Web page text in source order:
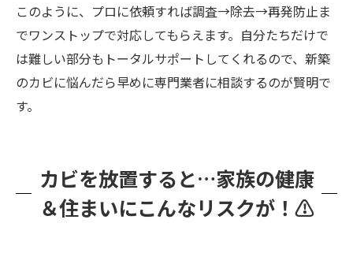
このように、プロに依頼すれば調査→除去→再発防止ま
でワンストップで対応してもらえます。自分たちだけで
は難しい部分もトータルサポートしてくれるので、新築
のカビに悩んだら早めに専門業者に相談するのが賢明で
す。
カビを放置すると…家族の健康
＆住まいにこんなリスクが！⚠️